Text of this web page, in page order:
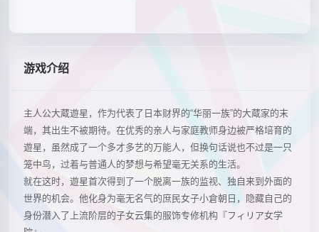
游戏介绍
主人公大蔵遊星，作为代表了日本财界的“华丽一族”的大蔵家的末
端，其出生不被期待。在优秀的亲人与家庭教师身边被严格培育的
遊星，虽然成了一个多才多艺的万能人，但换句话说也不过是一只
笼中鸟，过着与普通人的梦想与希望毫无关系的生活。
就在这时，遊星首次得到了一个脱离一族的监视、独自来到外面的
世界的机会。他化身为毫无名气的庶民女子小倉朝日，隐藏自己的
身份潜入了上流阶层的子女云集的服饰专修机构『フィリア女学